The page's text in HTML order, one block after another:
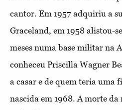
cantor. Em 1957 adquiriu a
Graceland, em 1958 alistou-
meses numa base militar na
conheceu Priscilla Wagner
a casar e de quem teria uma
nascida em 1968. A morte da